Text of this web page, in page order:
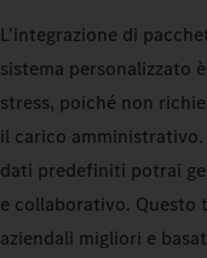
L'integrazione di
sistema personalizzato
stress, poiché non
il carico amministrativo.
dati predefiniti potrai
e collaborativo. Questo
aziendali migliori e